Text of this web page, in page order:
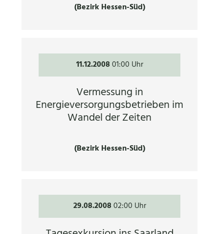
(Bezirk Hessen-Süd)
11.12.200801:00 Uhr
Vermessung in
Energieversorgungsbetrieben im
Wandel der Zeiten
(Bezirk Hessen-Süd)
29.08.200802:00 Uhr